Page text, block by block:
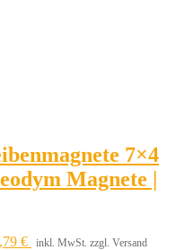
7×4
Magnete |
€ inkl. MwSt. zzgl. Versand